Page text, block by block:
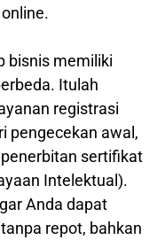
bisnis memiliki
Itulah
registrasi
pengecekan awal,
sertifikat
Intelektual).
Anda dapat
repot, bahkan